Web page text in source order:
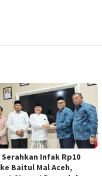
Serahkan Infak Rp10
Baitul Mal Aceh,